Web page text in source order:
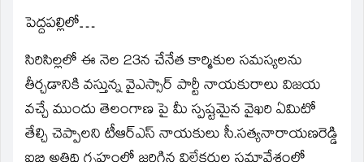
పెద్దపల్లిలో…
సిరిసిల్లలో ఈ నెల 23న చేనేత కార్మికుల సమస్యలను
తీర్చడానికి వస్తున్న వైఎస్సార్‌ పార్టీ నాయకురాలు విజయ
వచ్చే ముందు తెలంగాణ పై మీ స్పష్టమైన వైఖరి ఏమిటో
తేల్చి చెప్పాలని టీఆర్‌ఎస్‌ నాయకులు సీ.సత్యనారాయణరెడ్డి